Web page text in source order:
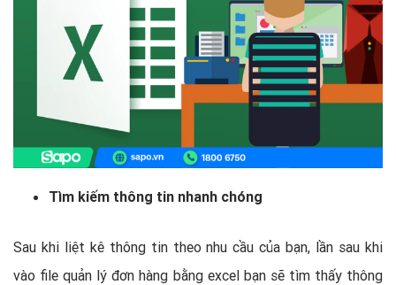
Tìm kiếm thông tin nhanh chóng
Sau khi liệt kê thông tin theo nhu cầu của bạn, lần sau khi
vào file quản lý đơn hàng bằng excel bạn sẽ tìm thấy thông